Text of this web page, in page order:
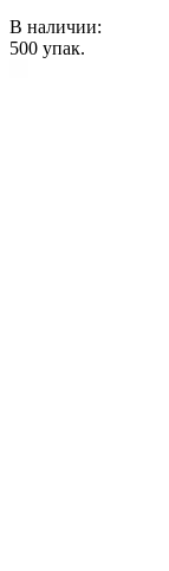
В наличии:
500 упак.